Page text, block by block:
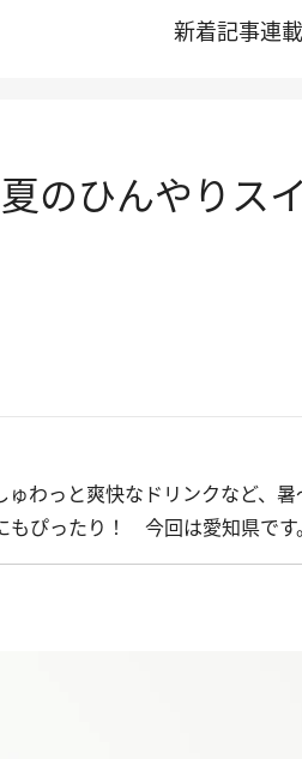
新着記事連載
のひんやり
わっと爽快なドリンクなど、
ぴったり！ 今回は愛知県です。